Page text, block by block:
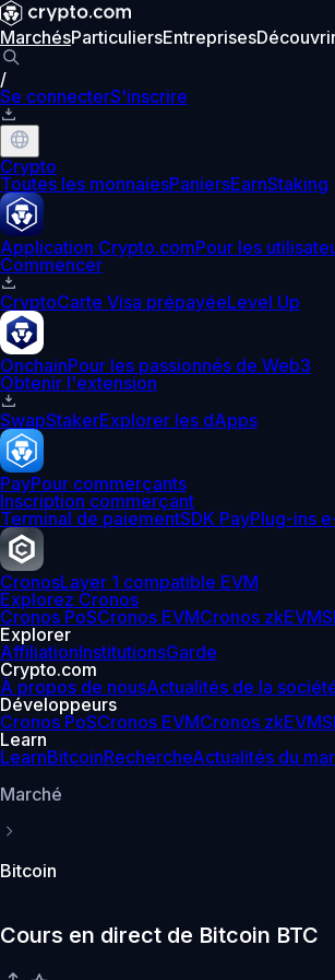
MarchésParticuliersEntreprises
/
Se connecterS'inscrire
Crypto
Toutes les monnaiesPaniersEarnStaking
Application Crypto.comPour les
Commencer
CryptoCarte Visa prépayéeLevel Up
OnchainPour les passionnés de Web3
Obtenir l'extension
SwapStakerExplorer les dApps
PayPour commerçants
Inscription commerçant
Terminal de paiementSDK PayPlug-ins
CronosLayer 1 compatible EVM
Explorez Cronos
Cronos PoSCronos EVMCronos zkEVM
Explorer
AffiliationInstitutionsGarde
Crypto.com
À propos de nousActualités de la
Développeurs
Cronos PoSCronos EVMCronos zkEVM
Learn
LearnBitcoinRechercheActualités du
Marché
Bitcoin
Cours en direct de Bitcoin BTC